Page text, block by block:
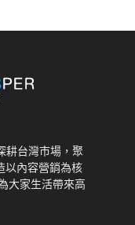
耕台灣市場，聚
以內容營銷為核
大家生活帶來高